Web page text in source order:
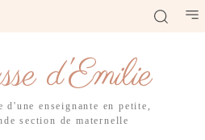
d'Emilie
d'une enseignante en petite,
section de maternelle